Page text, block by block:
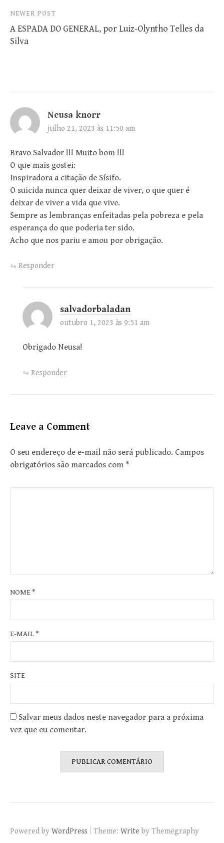
NEWER POST
A ESPADA DO GENERAL, por Luiz-Olyntho Telles da
Silva
Neusa knorr
julho 21, 2023 às 11:50 am
Bravo Salvador !!! Muito bom !!!
O que mais gostei:
Inspiradora a citação de Sísifo.
O suicida nunca quer deixar de viver, o que quer é
deixar de viver a vida que vive.
Sempre as lembranças enfeitadas pela pobreza e pela
esperança do que poderia ter sido.
Acho que nos pariu e amou por obrigação.
Responder
salvadorbaladan
outubro 1, 2023 às 9:51 am
Obrigado Neusa!
Responder
Leave a Comment
O seu endereço de e-mail não será publicado. Campos
obrigatórios são marcados com *
NOME*
E-MAIL*
SITE
Salvar meus dados neste navegador para a próxima
vez que eu comentar.
Powered by WordPress Theme: Write by Themegraphy